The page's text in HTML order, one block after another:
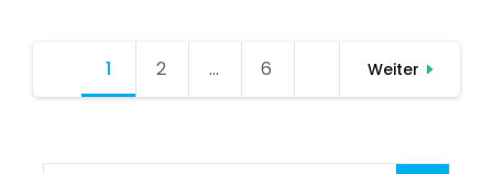
Seitennummerierung
1 Seite
2 … Seite
6 Weiter